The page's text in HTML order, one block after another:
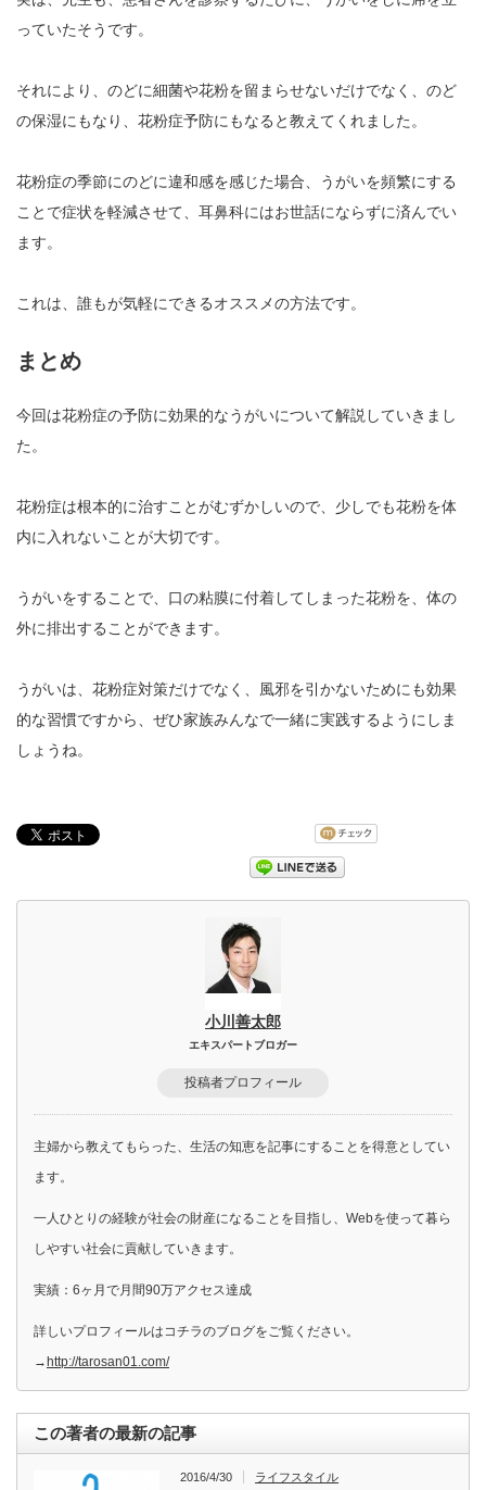
っていたそうです。
それにより、のどに細菌や花粉を留まらせないだけでなく、のど
の保湿にもなり、花粉症予防にもなると教えてくれました。
花粉症の季節にのどに違和感を感じた場合、うがいを頻繁にする
ことで症状を軽減させて、耳鼻科にはお世話にならずに済んでい
ます。
これは、誰もが気軽にできるオススメの方法です。
まとめ
今回は花粉症の予防に効果的なうがいについて解説していきまし
た。
花粉症は根本的に治すことがむずかしいので、少しでも花粉を体
内に入れないことが大切です。
うがいをすることで、口の粘膜に付着してしまった花粉を、体の
外に排出することができます。
うがいは、花粉症対策だけでなく、風邪を引かないためにも効果
的な習慣ですから、ぜひ家族みんなで一緒に実践するようにしま
しょうね。
小川善太郎
エキスパートブロガー
投稿者プロフィール
主婦から教えてもらった、生活の知恵を記事にすることを得意としてい
ます。
一人ひとりの経験が社会の財産になることを目指し、Webを使って暮ら
しやすい社会に貢献していきます。
実績：6ヶ月で月間90万アクセス達成
詳しいプロフィールはコチラのブログをご覧ください。
→http://tarosan01.com/
この著者の最新の記事
2016/4/30 ライフスタイル